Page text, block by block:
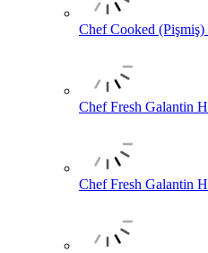
Chef Cooked
Chef Fresh Galantin
Chef Fresh Galantin